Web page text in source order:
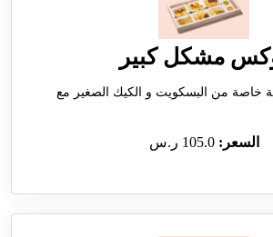
مشكل كبير
خاصة من البسكويت و الكيك الصغير مع
السعر:105.0 ر.س